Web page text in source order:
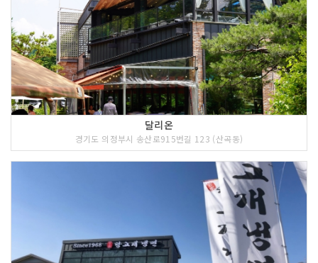
<<코스 설명>>
조선 후기 실학자 서계 박세당(1629∼17
03) 선생이 저술 활동을 하던 건물이다.
선생은 조선 현종 1년(1660) 과거에 급
제하여 여러 벼슬자리에 올랐으나 40세
에 관직을 그만두고 이곳에서 학문연구와
후진양성에 힘썼다. 또한 직접 농사를 지
으면서 체험한 것을 토대로 그의 대표적
인 농학서 『색경』을 저술했다. 처음에
는 안채와 안사랑, 바깥 사랑, 행랑채를
갖춘 조선 후기 사대부가의 규모였으나,
깥 사랑채만 남아 있다. 사랑채 규모는 앞
면 5칸· 옆면 2칸 반으로 누마루가 덧붙
어 있어 乙자형 구조로 되어 있다. 사랑
채는 동쪽의 수락산을 배경으로 하고 있
는 서향집에서 왼쪽을 향하고 있다.
달리온
경기도 의정부시 송산로915번길 123 (산곡동)